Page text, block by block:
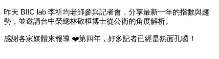
昨天 BIIC lab 李祈均老師參與記者會，分享最新一年的指數與趨
勢，並邀請台中榮總林敬桓博士從公衛的角度解析。
感謝各家媒體來報導 ❤️第四年，好多記者已經是熟面孔囉！